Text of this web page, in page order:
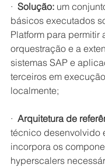
· Solução: um
básicos executados
Platform para permitir
orquestração e a
sistemas SAP e
terceiros em
localmente;
· Arquitetura de
técnico desenvolvido
incorpora os
hyperscalers